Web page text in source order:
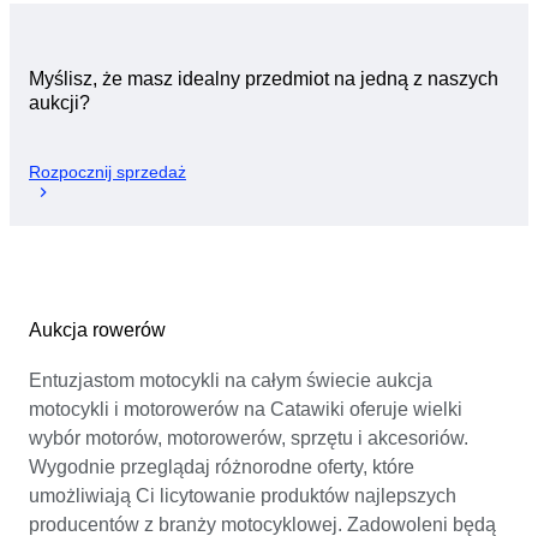
Myślisz, że masz idealny przedmiot na jedną z naszych
aukcji?
Rozpocznij sprzedaż
Aukcja rowerów
Entuzjastom motocykli na całym świecie aukcja
motocykli i motorowerów na Catawiki oferuje wielki
wybór motorów, motorowerów, sprzętu i akcesoriów.
Wygodnie przeglądaj różnorodne oferty, które
umożliwiają Ci licytowanie produktów najlepszych
producentów z branży motocyklowej. Zadowoleni będą